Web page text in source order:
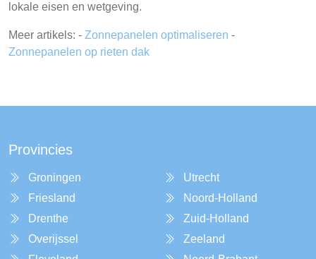
lokale eisen en wetgeving.
Meer artikels: - Zonnepanelen optimaliseren -
Zonnepanelen op rieten dak
Provincies
Groningen
Friesland
Drenthe
Overijssel
Utrecht
Noord-Holland
Zuid-Holland
Zeeland